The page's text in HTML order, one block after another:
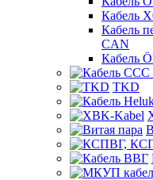
Кабель
Кабель
CAN
Кабель
TKD